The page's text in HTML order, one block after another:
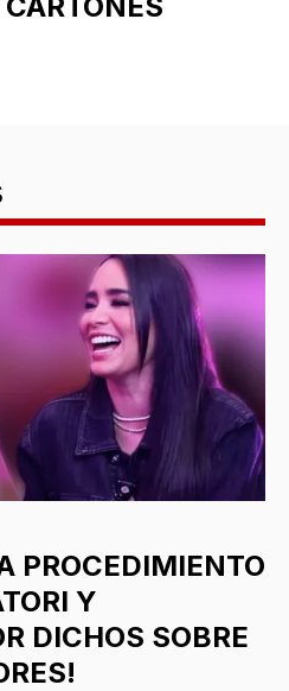
PROCEDIMIENTO
Y
DICHOS SOBRE